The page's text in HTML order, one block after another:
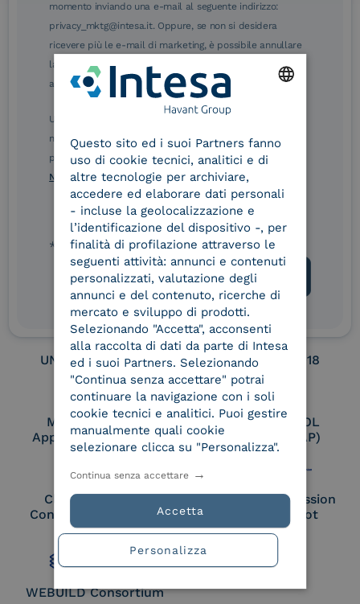
eIDAS Qualified Trust
Service Provider
eIDAS Qualified Trust
Remote Qualified
Electronic Signature /
Seal Creation
Service Provider e
Aggregatore SPID
Service Provider e
Aggregatore CIE
Conservatore
qualificato
UNI EN ISO 37001
UNI EN ISO 9001 UNI EN ISO 27001
UNI EN ISO 27017 UNI EN ISO 27018
Membro Adobe
Approved Trust List
Certified PEPPOL
Access Point (AP)
Cloud Signature
Consortium Member
European Commission
Large Scale Pilot
Member
WEBUILD Consortium
momento inviando una e-mail al seguente indirizzo:
privacy_mktg@intesa.it. Oppure, se non si desidera
ricevere più le e-mail di marketing, è possibile annullare
la sottoscrizione facendo clic sul relativo link di
annullamento sottoscrizione, in qualsiasi e-mail.
Ulteriori informazioni sulle procedure sono disponibili
nelle Norme di tutela della privacy INTESA. Inoltrando il
presente modulo, dichiaro di aver letto e compreso le
Norme di tutela della privacy INTESA.
* campo obbligatorio
ITALIAN
Questo sito ed i suoi Partners fanno
uso di cookie tecnici, analitici e di
altre tecnologie per archiviare,
accedere ed elaborare dati personali
- incluse la geolocalizzazione e
l’identificazione del dispositivo -, per
finalità di profilazione attraverso le
seguenti attività: annunci e contenuti
personalizzati, valutazione degli
annunci e del contenuto, ricerche di
mercato e sviluppo di prodotti.
Selezionando "Accetta", acconsenti
alla raccolta di dati da parte di Intesa
ed i suoi Partners. Selezionando
"Continua senza accettare" potrai
continuare la navigazione con i soli
cookie tecnici e analitici. Puoi gestire
manualmente quali cookie
selezionare clicca su "Personalizza".
Accetta
Continua senza accettare
Personalizza